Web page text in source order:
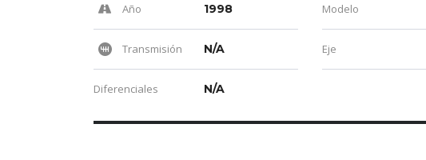
Año 1998 Modelo
Transmisión N/A Eje
Diferenciales N/A